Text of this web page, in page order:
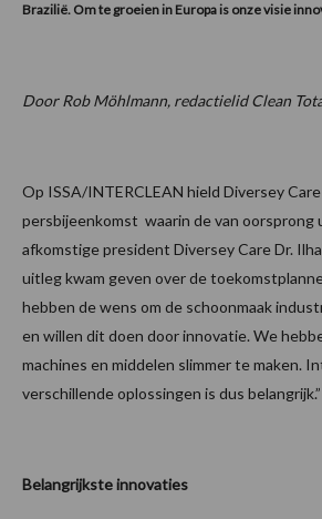
Brazilië. Om te groeien in Europa is onze visie
Door Rob Möhlmann, redactielid Clean
Op ISSA/INTERCLEAN hield Diversey
persbijeenkomst waarin de van oorsprong
afkomstige president Diversey Care Dr.
uitleg kwam geven over de
hebben de wens om de schoonmaak
en willen dit doen door innovatie. We
machines en middelen slimmer te maken.
verschillende oplossingen is dus belangrijk.”
Belangrijkste innovaties